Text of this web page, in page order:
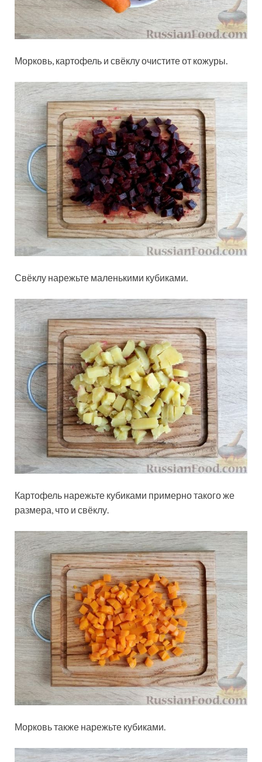
Морковь, картофель и свёклу очистите от кожуры.
Свёклу нарежьте маленькими кубиками.
Картофель нарежьте кубиками примерно такого же
размера, что и свёклу.
Морковь также нарежьте кубиками.